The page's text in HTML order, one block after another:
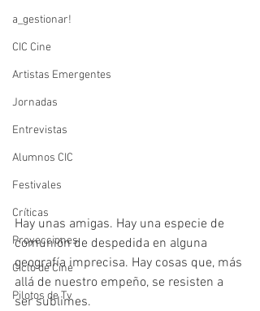
a_gestionar!
CIC Cine
Artistas Emergentes
Jornadas
Entrevistas
Alumnos CIC
Festivales
Críticas
Proyecciones
Ciclo de Cine
Pilotos de Tv
Hay unas amigas. Hay una especie de
comunión de despedida en alguna
geografía imprecisa. Hay cosas que, más
allá de nuestro empeño, se resisten a
ser sublimes.